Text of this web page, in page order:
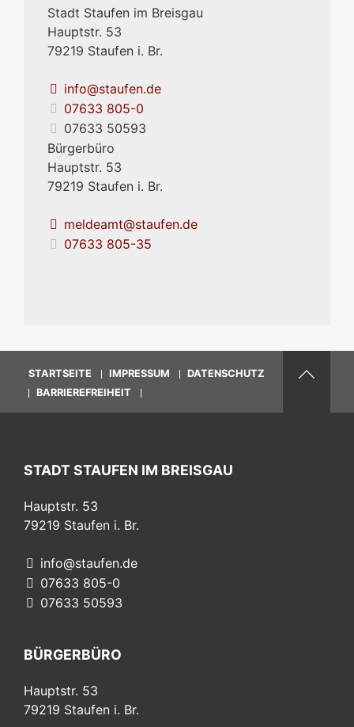
Stadt Staufen im Breisgau
Hauptstr. 53
79219 Staufen i. Br.
info@staufen.de
07633 805-0
07633 50593
Bürgerbüro
Hauptstr. 53
79219 Staufen i. Br.
meldeamt@staufen.de
07633 805-35
STARTSEITE IMPRESSUM
DATENSCHUTZ
BARRIEREFREIHEIT
STADT STAUFEN IM BREISGAU
Hauptstr. 53
79219 Staufen i. Br.
info@staufen.de
07633 805-0
07633 50593
BÜRGERBÜRO
Hauptstr. 53
79219 Staufen i. Br.